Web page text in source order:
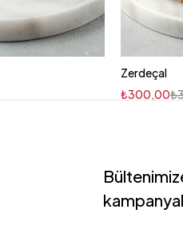
Zerdeçal
₺
₺300,00